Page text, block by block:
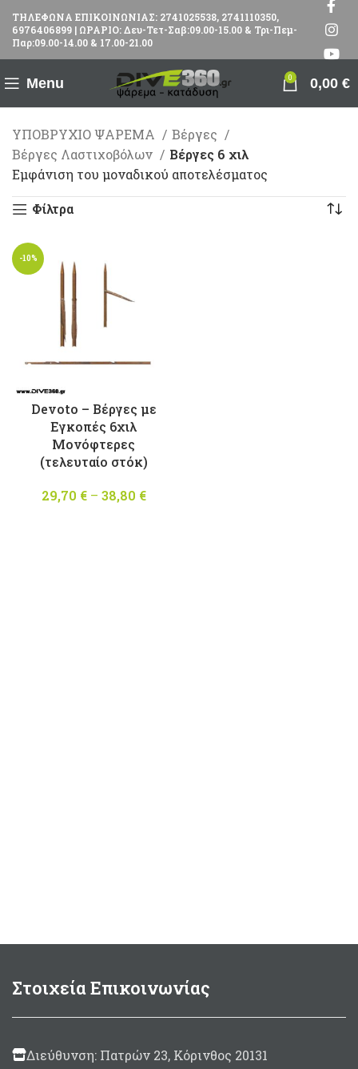
ΤΗΛΕΦΩΝΑ ΕΠΙΚΟΙΝΩΝΙΑΣ: 2741025538, 2741110350,
6976406899 | ΩΡΑΡΙΟ: Δευ-Τετ-Σαβ:09.00-15.00 & Τρι-Πεμ-
Παρ:09.00-14.00 & 17.00-21.00
Menu 0 0,00 €
ΥΠΟΒΡΥΧΙΟ ΨΑΡΕΜΑ
Βέργες
Βέργες Λαστιχοβόλων
Βέργες 6 χιλ
Εμφάνιση του μοναδικού αποτελέσματος
Φίλτρα
-10%
Devoto – Βέργες με
Εγκοπές 6χιλ
Μονόφτερες
(τελευταίο στόκ)
29,70 € – 38,80 €
Στοιχεία Επικοινωνίας
Διεύθυνση: Πατρών 23, Κόρινθος 20131